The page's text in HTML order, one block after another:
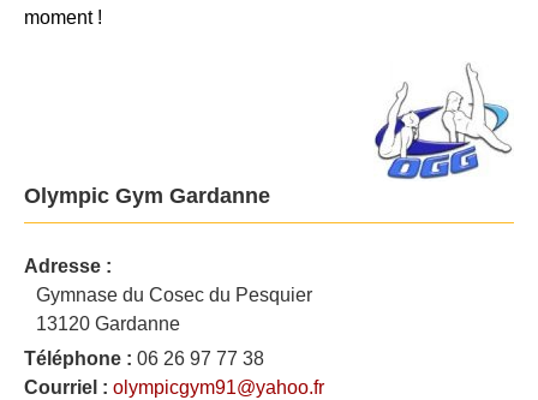
moment !
Olympic Gym Gardanne
Adresse :
Gymnase du Cosec du Pesquier
13120 Gardanne
Téléphone : 06 26 97 77 38
Courriel : olympicgym91@yahoo.fr